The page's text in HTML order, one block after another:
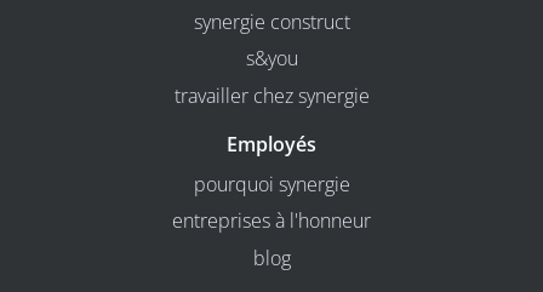
synergie construct
s&you
travailler chez synergie
Employés
pourquoi synergie
entreprises à l'honneur
blog